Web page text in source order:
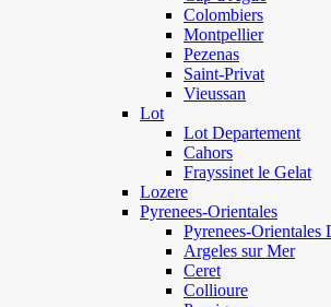
Colombiers
Montpellier
Pezenas
Saint-Privat
Vieussan
Lot
Lot Departement
Cahors
Frayssinet le Gelat
Lozere
Pyrenees-Orientales
Pyrenees-Orientales
Argeles sur Mer
Ceret
Collioure